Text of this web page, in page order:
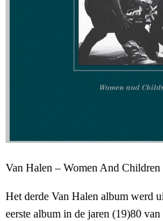
Van Halen – Women And Children
Het derde Van Halen album werd
eerste album in de jaren (19)80